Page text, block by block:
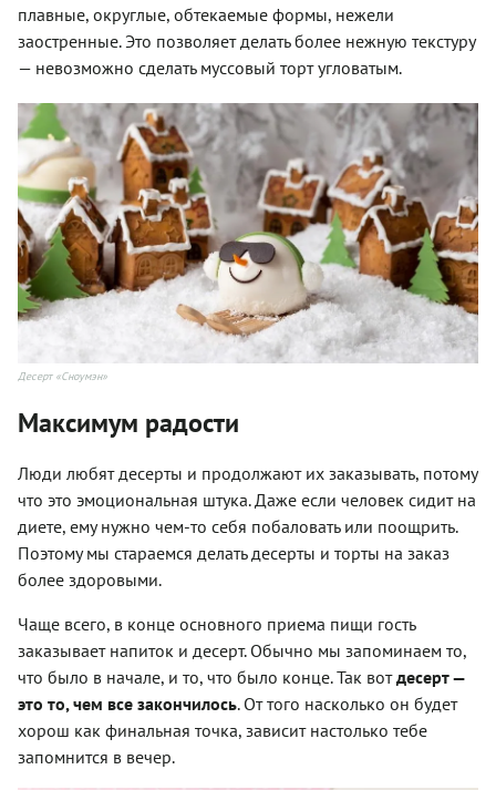
плавные, округлые, обтекаемые формы, нежели
заостренные. Это позволяет делать более нежную текстуру
— невозможно сделать муссовый торт угловатым.
Десерт «Сноумэн»
Максимум радости
Люди любят десерты и продолжают их заказывать, потому
что это эмоциональная штука. Даже если человек сидит на
диете, ему нужно чем-то себя побаловать или поощрить.
Поэтому мы стараемся делать десерты и торты на заказ
более здоровыми.
Чаще всего, в конце основного приема пищи гость
заказывает напиток и десерт. Обычно мы запоминаем то,
что было в начале, и то, что было конце. Так вотдесерт —
это то, чем все закончилось. От того насколько он будет
хорош как финальная точка, зависит настолько тебе
запомнится в вечер.